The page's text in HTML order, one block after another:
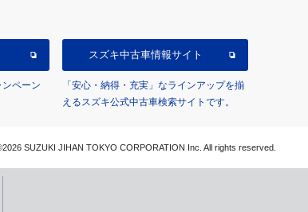
ペーン
スズキ中古車情報サイト
「安心・納得・充実」なラインアップを揃
えるスズキ公式中古車検索サイトです。
SUZUKI JIHAN TOKYO CORPORATION Inc. All rights reserved.